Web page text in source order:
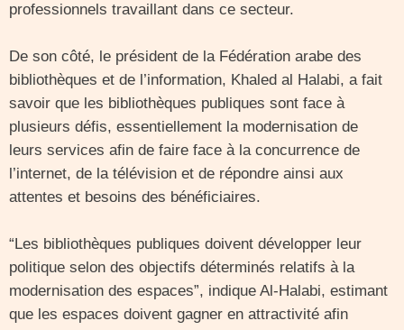
professionnels travaillant dans ce secteur.
De son côté, le président de la Fédération arabe des
bibliothèques et de l’information, Khaled al Halabi, a fait
savoir que les bibliothèques publiques sont face à
plusieurs défis, essentiellement la modernisation de
leurs services afin de faire face à la concurrence de
l’internet, de la télévision et de répondre ainsi aux
attentes et besoins des bénéficiaires.
“Les bibliothèques publiques doivent développer leur
politique selon des objectifs déterminés relatifs à la
modernisation des espaces”, indique Al-Halabi, estimant
que les espaces doivent gagner en attractivité afin